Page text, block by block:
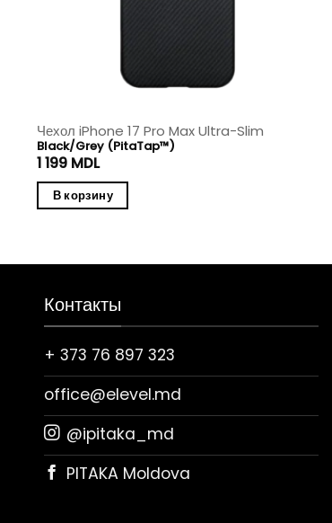
Чехол iPhone 17 Pro Max Ultra-Slim
Black/Grey (PitaTap™)
1 199 MDL
В корзину
Контакты
+ 373 76 897 323
office@elevel.md
@ipitaka_md
PITAKA Moldova